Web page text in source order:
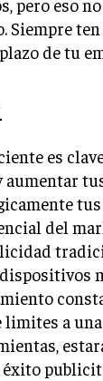
Y
Serrano
uso la
de
busco el
digitales y
pero eso
Siempre
de tu
es
tus
del
limites a
éxito